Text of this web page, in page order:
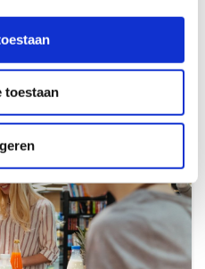
toestaan
en flexibiliteit.